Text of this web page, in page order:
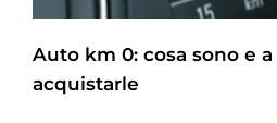
Auto km 0: cosa sono e
acquistarle